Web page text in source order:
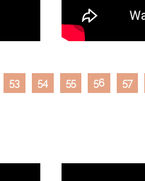
53 54 55 56 57